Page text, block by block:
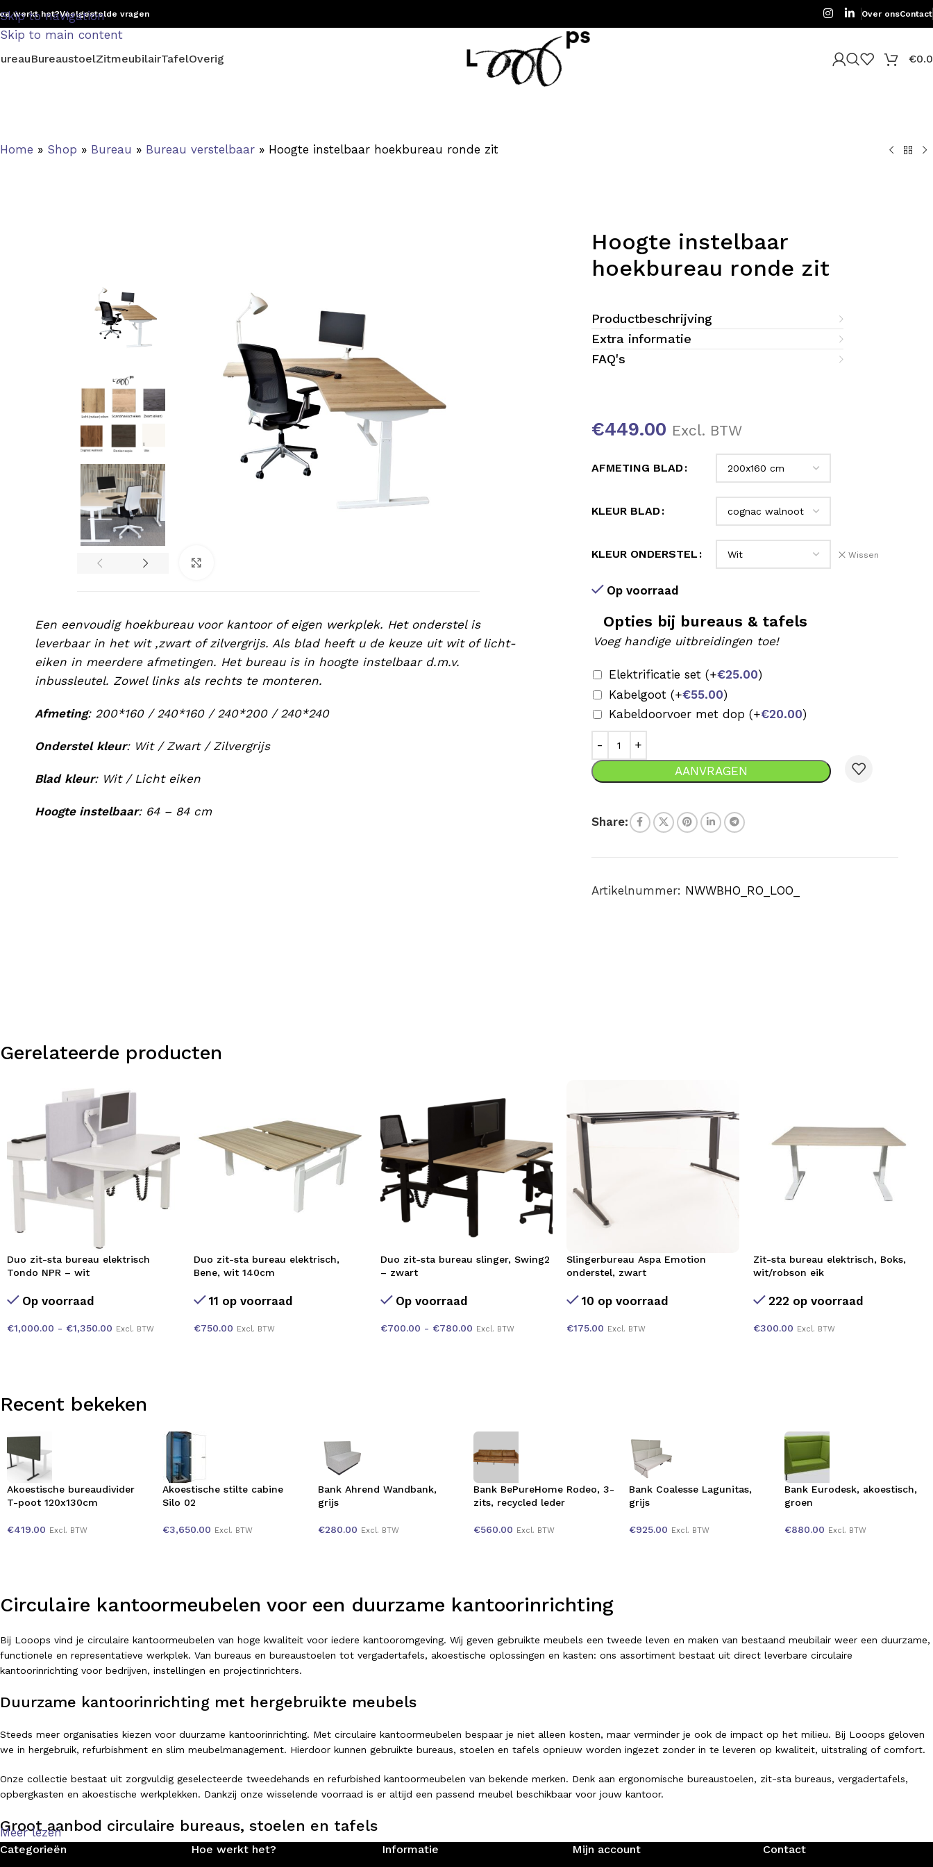
Skip to navigation
Skip to main content
werkt het?Veelgestelde vragen Over onsContact
BureaustoelZitmeubilairTafelOverig €
Home » Shop » Bureau » Bureau verstelbaar » Hoogte instelbaar hoekbureau ronde zit
Een eenvoudig hoekbureau voor kantoor of eigen werkplek. Het onderstel is
leverbaar in het wit ,zwart of zilvergrijs. Als blad heeft u de keuze uit wit of licht-
eiken in meerdere afmetingen. Het bureau is in hoogte instelbaar d.m.v.
inbussleutel. Zowel links als rechts te monteren.
Afmeting: 200*160 / 240*160 / 240*200 / 240*240
Onderstel kleur: Wit / Zwart / Zilvergrijs
Blad kleur: Wit / Licht eiken
Hoogte instelbaar: 64 – 84 cm
Hoogte instelbaar
hoekbureau ronde zit
Productbeschrijving
Extra informatie
FAQ's
€449.00 Excl. BTW
AFMETING BLAD
KLEUR BLAD
KLEUR ONDERSTEL Wissen
Op voorraad
Opties bij bureaus & tafels
Voeg handige uitbreidingen toe!
Elektrificatie set (+€25.00)
Kabelgoot (+€55.00)
Kabeldoorvoer met dop (+€20.00)
AANVRAGEN
Share:
Artikelnummer: NWWBHO_RO_LOO_
Gerelateerde producten
Duo zit-sta bureau elektrisch
Tondo NPR – wit
Op voorraad
€1,000.00 - €1,350.00 Excl. BTW
Duo zit-sta bureau elektrisch,
Bene, wit 140cm
11 op voorraad
€750.00 Excl. BTW
Duo zit-sta bureau slinger, Swing2
– zwart
Op voorraad
€700.00 - €780.00 Excl. BTW
Slingerbureau Aspa Emotion
onderstel, zwart
10 op voorraad
€175.00 Excl. BTW
Zit-sta bureau elektrisch, Boks,
wit/robson eik
222 op voorraad
€300.00 Excl. BTW
Recent bekeken
Akoestische bureaudivider
T-poot 120x130cm
€419.00 Excl. BTW
Akoestische stilte cabine
Silo 02
€3,650.00 Excl. BTW
Bank Ahrend Wandbank,
grijs
€280.00 Excl. BTW
Bank BePureHome Rodeo, 3-
zits, recycled leder
€560.00 Excl. BTW
Bank Coalesse Lagunitas,
grijs
€925.00 Excl. BTW
Bank Eurodesk, akoestisch,
groen
€880.00 Excl. BTW
Circulaire kantoormeubelen voor een duurzame kantoorinrichting
Bij Looops vind je circulaire kantoormeubelen van hoge kwaliteit voor iedere kantooromgeving. Wij geven gebruikte meubels een tweede leven en maken van bestaand meubilair weer een duurzame,
functionele en representatieve werkplek. Van bureaus en bureaustoelen tot vergadertafels, akoestische oplossingen en kasten: ons assortiment bestaat uit direct leverbare circulaire
kantoorinrichting voor bedrijven, instellingen en projectinrichters.
Duurzame kantoorinrichting met hergebruikte meubels
Steeds meer organisaties kiezen voor duurzame kantoorinrichting. Met circulaire kantoormeubelen bespaar je niet alleen kosten, maar verminder je ook de impact op het milieu. Bij Looops geloven
we in hergebruik, refurbishment en slim meubelmanagement. Hierdoor kunnen gebruikte bureaus, stoelen en tafels opnieuw worden ingezet zonder in te leveren op kwaliteit, uitstraling of comfort.
Onze collectie bestaat uit zorgvuldig geselecteerde tweedehands en refurbished kantoormeubelen van bekende merken. Denk aan ergonomische bureaustoelen, zit-sta bureaus, vergadertafels,
opbergkasten en akoestische werkplekken. Dankzij onze wisselende voorraad is er altijd een passend meubel beschikbaar voor jouw kantoor.
Groot aanbod circulaire bureaus, stoelen en tafels
Of je nu op zoek bent naar een ergonomische bureaustoel, een verstelbaar bureau of een complete vergaderopstelling: bij Looops vind je een breed assortiment circulaire kantoormeubelen. Onze
Meer lezen
Categorieën Hoe werkt het? Informatie Mijn account Contact